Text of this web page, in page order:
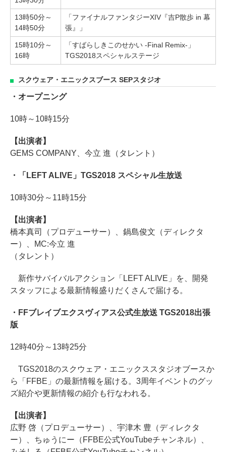
13時50分～
14時50分
「ファイナルファンタジーXIV『吉P散歩 in 幕
張』」
15時10分～
16時
「すばらしきこのせかい -Final Remix-」
TGS2018スペシャルステージ
スクウェア・エニックスブース SEPスタジオ
・オープニング
10時～10時15分
【出演者】
GEMS COMPANY、今立 進（タレント）
・「LEFT ALIVE」TGS2018 スペシャル生放送
10時30分～11時15分
【出演者】
橋本真司（プロデューサー）、鍋島俊文（ディレクタ
ー）、MC:今立 進
（タレント）
新作サバイバルアクション「LEFT ALIVE」を、開発
スタッフによる最新情報盛りだくさんで届ける。
・FFブレイブエクスヴィアス公式生放送 TGS2018出張
版
12時40分～13時25分
TGS2018のスクウェア・エニックススタジオブースか
ら「FFBE」の最新情報を届ける。3周年イベントのグッ
ズ紹介や更新情報の紹介も行なわれる。
【出演者】
広野 啓（プロデューサー）、宇津木 豊（ディレクタ
ー）、ちゅうにー（FFBE公式YouTubeチャンネル）、